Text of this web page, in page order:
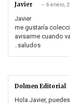
Javier – 6 enero,
Javier
me gustaría
avisarme cuando
..saludos
Dolmen Editorial
Hola Javier,